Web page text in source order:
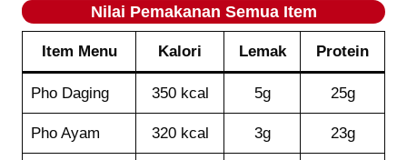
Nilai Pemakanan Semua Item
Item Menu Kalori Lemak Protein
Pho Daging 350 kcal 5g 25g
Pho Ayam 320 kcal 3g 23g